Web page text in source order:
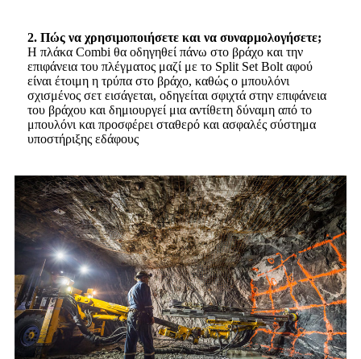
2. Πώς να χρησιμοποιήσετε και να συναρμολογήσετε;
Η πλάκα Combi θα οδηγηθεί πάνω στο βράχο και την
επιφάνεια του πλέγματος μαζί με το Split Set Bolt αφού
είναι έτοιμη η τρύπα στο βράχο, καθώς ο μπουλόνι
σχισμένος σετ εισάγεται, οδηγείται σφιχτά στην επιφάνεια
του βράχου και δημιουργεί μια αντίθετη δύναμη από το
μπουλόνι και προσφέρει σταθερό και ασφαλές σύστημα
υποστήριξης εδάφους